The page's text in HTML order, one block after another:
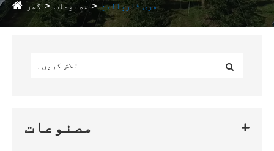
گھر مصنوعات فری ٹارپالین
مصنوعات